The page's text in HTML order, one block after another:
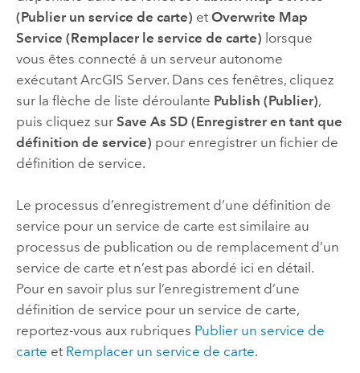
(Publier un service de carte) et Overwrite Map
Service (Remplacer le service de carte) lorsque
vous êtes connecté à un serveur autonome
exécutant ArcGIS Server. Dans ces fenêtres, cliquez
sur la flèche de liste déroulante Publish (Publier),
puis cliquez sur Save As SD (Enregistrer en tant que
définition de service) pour enregistrer un fichier de
définition de service.
Le processus d’enregistrement d’une définition de
service pour un service de carte est similaire au
processus de publication ou de remplacement d’un
service de carte et n’est pas abordé ici en détail.
Pour en savoir plus sur l’enregistrement d’une
définition de service pour un service de carte,
reportez-vous aux rubriques Publier un service de
carte et Remplacer un service de carte.